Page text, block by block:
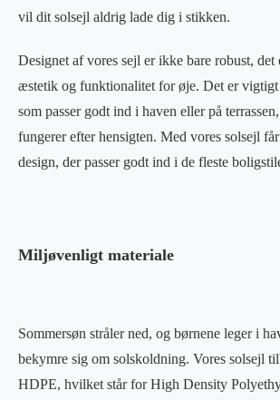
vil dit solsejl aldrig lade dig i stikken.
Designet af vores sejl er ikke bare robust, det
æstetik og funktionalitet for øje. Det er vigtigt
som passer godt ind i haven eller på
fungerer efter hensigten. Med vores solsejl
design, der passer godt ind i de fleste
Miljøvenligt materiale
Sommersøn stråler ned, og børnene leger i
bekymre sig om solskoldning. Vores solsejl
HDPE, hvilket står for High Density